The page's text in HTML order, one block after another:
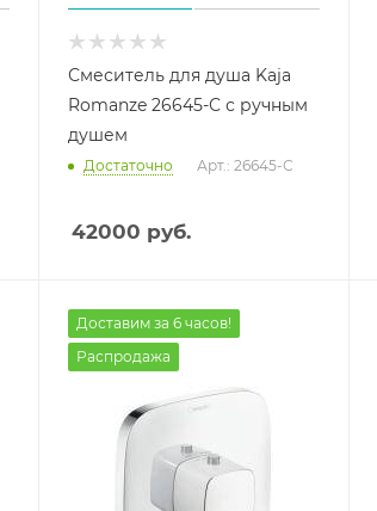
Смеситель для душа Kaja
Romanze 26645-С с ручным
душем
Достаточно Арт.: 26645-С
42000 руб.
Доставим за 6 часов!
Распродажа